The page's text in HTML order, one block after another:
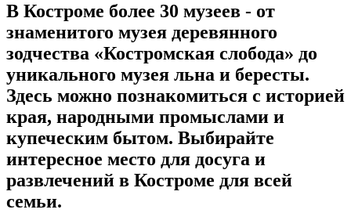
В Костроме более 30 музеев - от
знаменитого музея деревянного
зодчества «Костромская слобода» до
уникального музея льна и бересты.
Здесь можно познакомиться с историей
края, народными промыслами и
купеческим бытом. Выбирайте
интересное место для досуга и
развлечений в Костроме для всей
семьи.